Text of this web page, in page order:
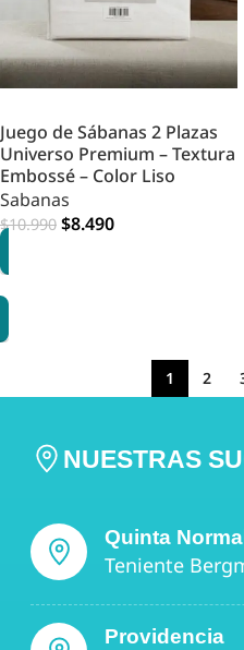
Juego de Sábanas 2 Plazas
Universo Premium – Textura
Embossé – Color Liso
Sabanas
$10.990 $8.490
1 2
NUESTRAS
Quinta Normal
Teniente
Providencia